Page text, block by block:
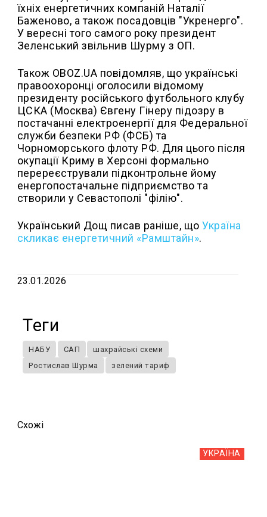
їхніх енергетичних компаній Наталії
Баженово, а також посадовців "Укренерго".
У вересні того самого року президент
Зеленський звільнив Шурму з ОП.
Також OBOZ.UA повідомляв, що українські
правоохоронці оголосили відомому
президенту російського футбольного клубу
ЦСКА (Москва) Євгену Гінеру підозру в
постачанні електроенергії для Федеральної
служби безпеки РФ (ФСБ) та
Чорноморського флоту РФ. Для цього після
окупації Криму в Херсоні формально
перереєстрували підконтрольне йому
енергопостачальне підприємство та
створили у Севастополі "філію".
Український Дощ писав раніше, щоУкраїна
скликає енергетичний «Рамштайн».
23.01.2026
Теги
НАБУ САП
шахрайські схеми
Ростислав Шурма
зелений тариф
Схожi
УКРАЇНА